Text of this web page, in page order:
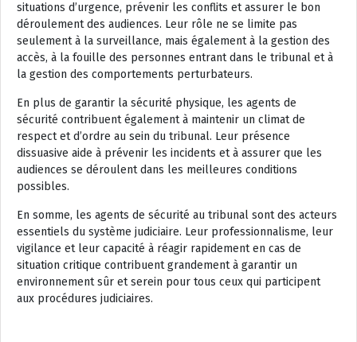
situations d’urgence, prévenir les conflits et assurer le bon
déroulement des audiences. Leur rôle ne se limite pas
seulement à la surveillance, mais également à la gestion des
accès, à la fouille des personnes entrant dans le tribunal et à
la gestion des comportements perturbateurs.
En plus de garantir la sécurité physique, les agents de
sécurité contribuent également à maintenir un climat de
respect et d’ordre au sein du tribunal. Leur présence
dissuasive aide à prévenir les incidents et à assurer que les
audiences se déroulent dans les meilleures conditions
possibles.
En somme, les agents de sécurité au tribunal sont des acteurs
essentiels du système judiciaire. Leur professionnalisme, leur
vigilance et leur capacité à réagir rapidement en cas de
situation critique contribuent grandement à garantir un
environnement sûr et serein pour tous ceux qui participent
aux procédures judiciaires.